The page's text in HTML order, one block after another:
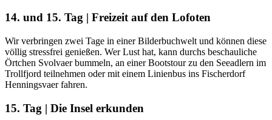
14. und 15. Tag | Freizeit auf den Lofoten
Wir verbringen zwei Tage in einer Bilderbuchwelt und können diese
völlig stressfrei genießen. Wer Lust hat, kann durchs beschauliche
Örtchen Svolvaer bummeln, an einer Bootstour zu den Seeadlern im
Trollfjord teilnehmen oder mit einem Linienbus ins Fischerdorf
Henningsvaer fahren.
15. Tag | Die Insel erkunden